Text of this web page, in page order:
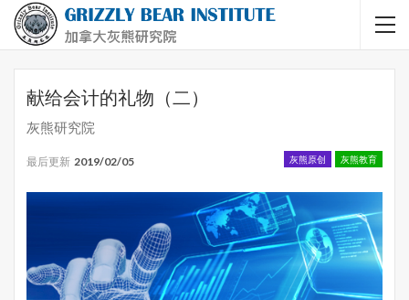
献给会计的礼物（二）
灰熊研究院
灰熊原创 灰熊教育
最后更新 2019/02/05